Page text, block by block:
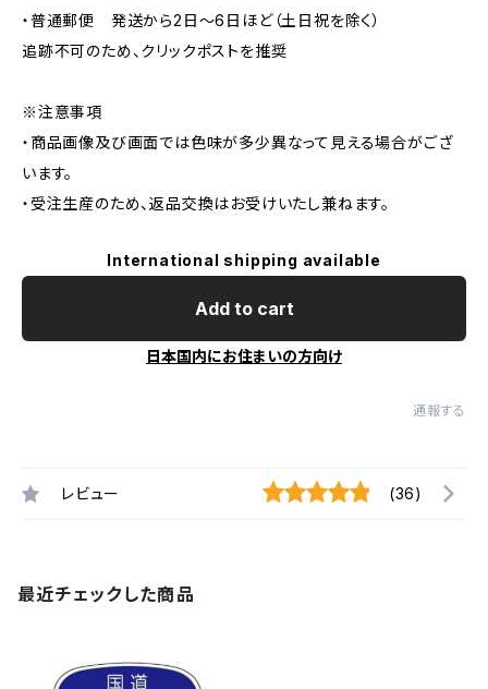
・普通郵便 発送から2日〜6日ほど（土日祝を除く）
追跡不可のため、クリックポストを推奨
※注意事項
・商品画像及び画面では色味が多少異なって見える場合がござ
います。
・受注生産のため、返品交換はお受けいたし兼ねます。
International shipping available
Add to cart
日本国内にお住まいの方向け
通報する
レビュー (36)
最近チェックした商品